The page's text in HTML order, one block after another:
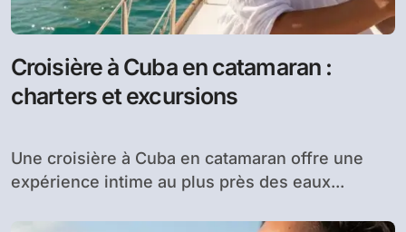
Croisière à Cuba en catamaran :
charters et excursions
Une croisière à Cuba en catamaran offre une
expérience intime au plus près des eaux...